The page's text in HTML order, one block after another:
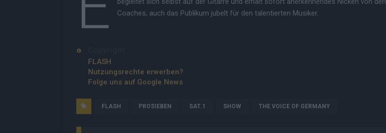
Coaches, auch das Publikum jubelt für den talentierten Musiker.
FLASH
Nutzungsrechte erwerben?
Folge uns auf Google News
FLASH PROSIEBEN SAT.1 SHOW THE VOICE OF GERMANY